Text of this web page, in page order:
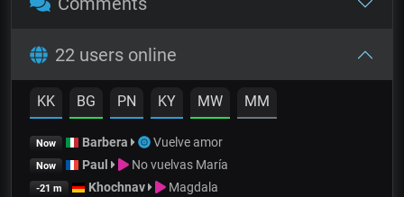
22 users online
KK BG PN KY MW MM
Now Barbera Vuelve amor
Now Paul No vuelvas María
-21 m Khochnav Magdala